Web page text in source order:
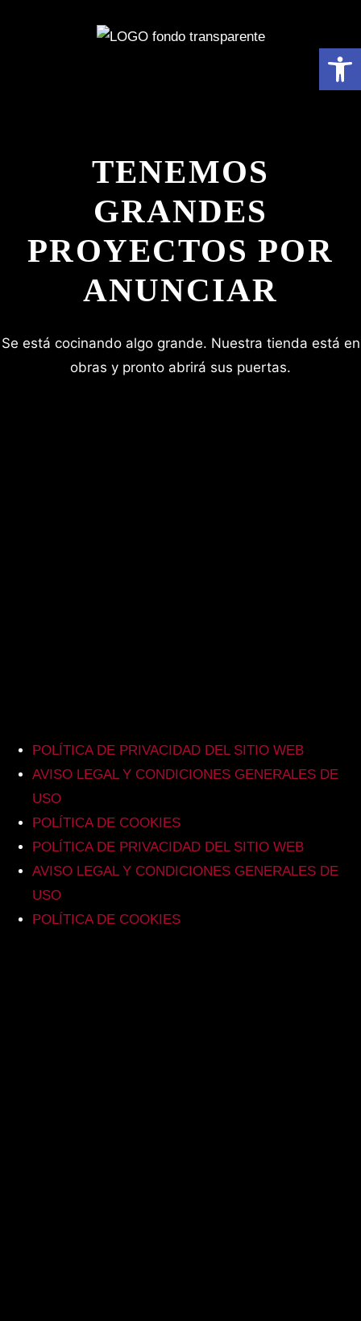
TENEMOS
GRANDES
PROYECTOS POR
ANUNCIAR
Se está cocinando algo grande. Nuestra tienda está en
obras y pronto abrirá sus puertas.
POLÍTICA DE PRIVACIDAD DEL SITIO WEB
AVISO LEGAL Y CONDICIONES GENERALES DE
USO
POLÍTICA DE COOKIES
POLÍTICA DE PRIVACIDAD DEL SITIO WEB
AVISO LEGAL Y CONDICIONES GENERALES DE
USO
POLÍTICA DE COOKIES
Abrir